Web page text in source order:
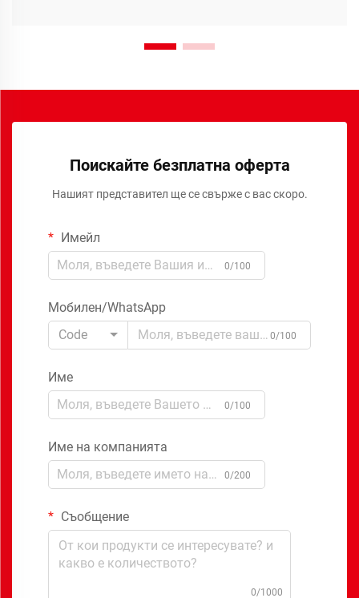
Поискайте безплатна оферта
Нашият представител ще се свърже с вас скоро.
Имейл
0/100
Мобилен/WhatsApp
Code
0/100
Име
0/100
Име на компанията
0/200
Съобщение
0/1000